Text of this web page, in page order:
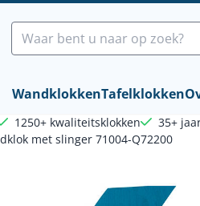
Kies instellingen of sta
Zoeken
WandklokkenTafelklokken
1250+ kwaliteitsklokken 35+
met slinger 71004-Q72200